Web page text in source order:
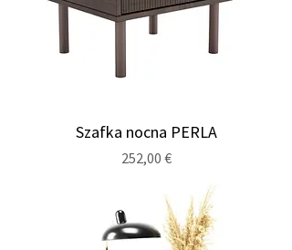
Szafka nocna PERLA
Cena
252,00 €